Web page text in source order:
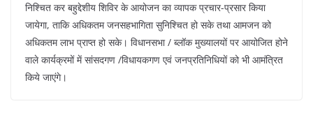
निश्चित कर बहुद्देशीय शिविर के आयोजन का व्यापक प्रचार-प्रसार किया
जायेगा, ताकि अधिकतम जनसहभागिता सुनिश्चित हो सके तथा आमजन को
अधिकतम लाभ प्राप्त हो सके। विधानसभा / ब्लॉक मुख्यालयों पर आयोजित होने
वाले कार्यक्रमों में सांसदगण /विधायकगण एवं जनप्रतिनिधियों को भी आमंत्रित
किये जाएंगे।